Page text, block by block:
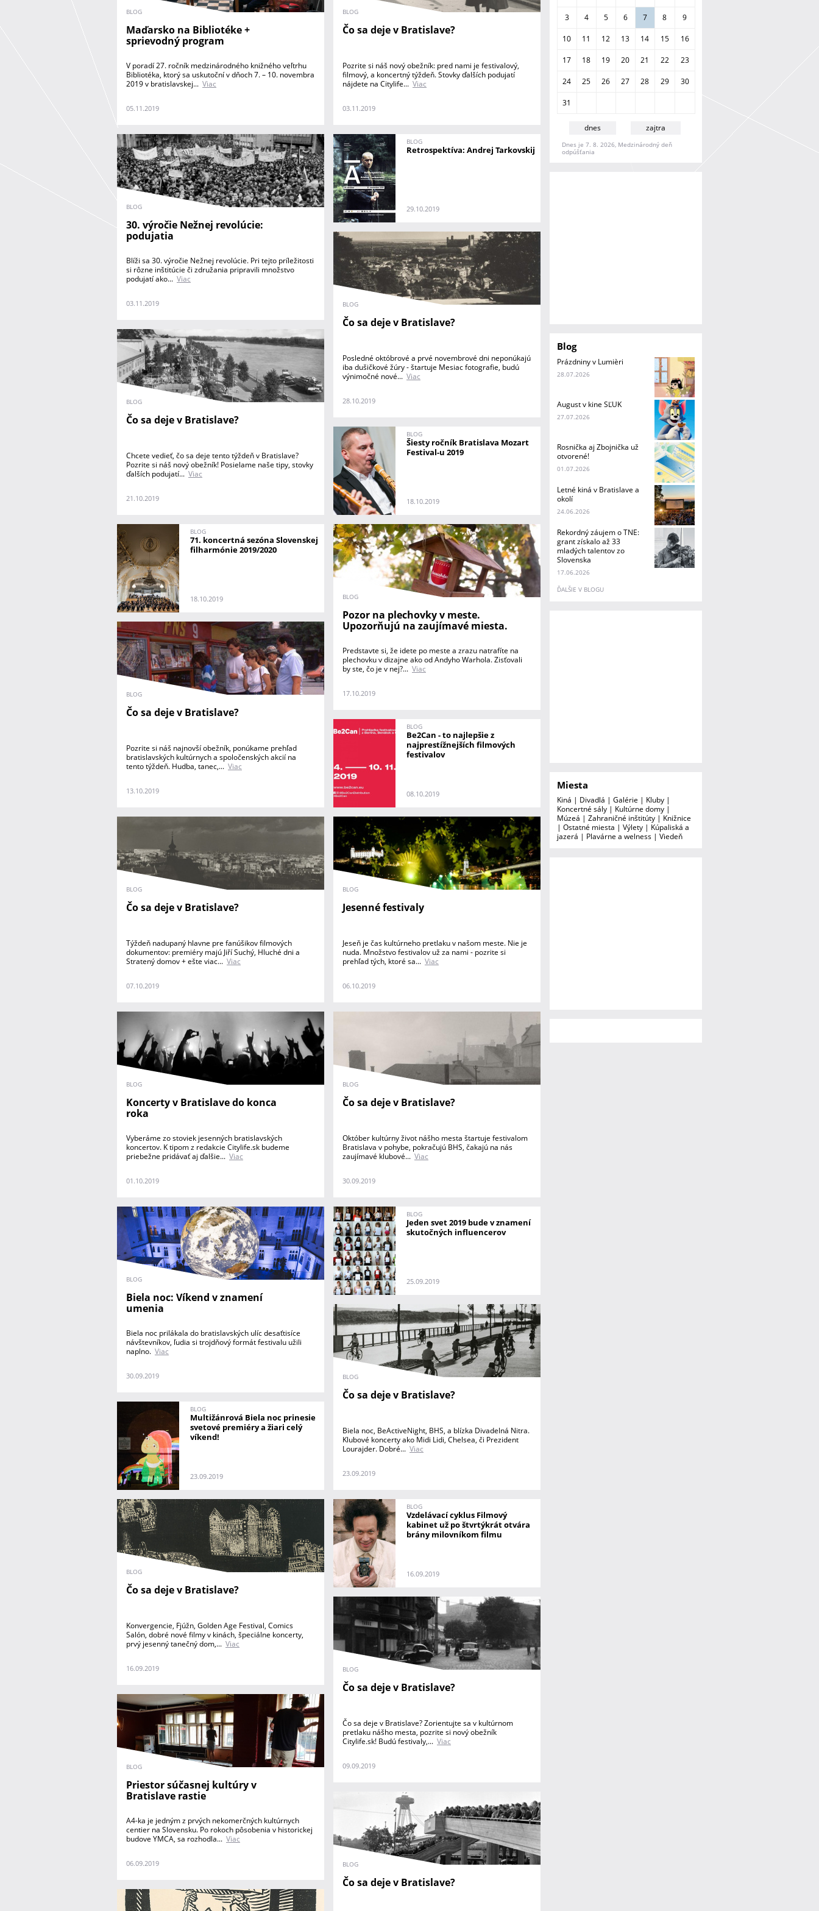
BLOG
Maďarsko na Bibliotéke +
sprievodný program
V poradí 27. ročník medzinárodného knižného veľtrhu
Bibliotéka, ktorý sa uskutoční v dňoch 7. – 10. novembra
2019 v bratislavskej... Viac
05.11.2019
BLOG
Čo sa deje v Bratislave?
Pozrite si náš nový obežník: pred nami je festivalový,
filmový, a koncertný týždeň. Stovky ďalších podujatí
nájdete na Citylife... Viac
03.11.2019
BLOG
30. výročie Nežnej revolúcie:
podujatia
Blíži sa 30. výročie Nežnej revolúcie. Pri tejto príležitosti
si rôzne inštitúcie či združania pripravili množstvo
podujatí ako... Viac
03.11.2019
BLOG
Retrospektíva: Andrej Tarkovskij
29.10.2019
BLOG
Čo sa deje v Bratislave?
Posledné októbrové a prvé novembrové dni neponúkajú
iba dušičkové žúry - štartuje Mesiac fotografie, budú
výnimočné nové... Viac
28.10.2019
BLOG
Čo sa deje v Bratislave?
Chcete vedieť, čo sa deje tento týždeň v Bratislave?
Pozrite si náš nový obežník! Posielame naše tipy, stovky
ďalších podujatí... Viac
21.10.2019
BLOG
Šiesty ročník Bratislava Mozart
Festival-u 2019
18.10.2019
BLOG
71. koncertná sezóna Slovenskej
filharmónie 2019/2020
18.10.2019 BLOG
Pozor na plechovky v meste.
Upozorňujú na zaujímavé miesta.
Predstavte si, že idete po meste a zrazu natrafíte na
plechovku v dizajne ako od Andyho Warhola. Zisťovali
by ste, čo je v nej?... Viac
17.10.2019
BLOG
Čo sa deje v Bratislave?
Pozrite si náš najnovší obežník, ponúkame prehľad
bratislavských kultúrnych a spoločenských akcií na
tento týždeň. Hudba, tanec,... Viac
13.10.2019
BLOG
Be2Can - to najlepšie z
najprestížnejších filmových
festivalov
08.10.2019
BLOG
Čo sa deje v Bratislave?
Týždeň nadupaný hlavne pre fanúšikov filmových
dokumentov: premiéry majú Jiří Suchý, Hluché dni a
Stratený domov + ešte viac... Viac
07.10.2019
BLOG
Jesenné festivaly
Jeseň je čas kultúrneho pretlaku v našom meste. Nie je
nuda. Množstvo festivalov už za nami - pozrite si
prehľad tých, ktoré sa... Viac
06.10.2019
BLOG
Koncerty v Bratislave do konca
roka
Vyberáme zo stoviek jesenných bratislavských
koncertov. K tipom z redakcie Citylife.sk budeme
priebežne pridávať aj ďalšie... Viac
01.10.2019
BLOG
Čo sa deje v Bratislave?
Október kultúrny život nášho mesta štartuje festivalom
Bratislava v pohybe, pokračujú BHS, čakajú na nás
zaujímavé klubové... Viac
30.09.2019
BLOG
Biela noc: Víkend v znamení
umenia
Biela noc prilákala do bratislavských ulíc desaťtisíce
návštevníkov, ľudia si trojdňový formát festivalu užili
naplno. Viac
30.09.2019
BLOG
Jeden svet 2019 bude v znamení
skutočných influencerov
25.09.2019
BLOG
Čo sa deje v Bratislave?
Biela noc, BeActiveNight, BHS, a blízka Divadelná Nitra.
Klubové koncerty ako Midi Lidi, Chelsea, či Prezident
Lourajder. Dobré... Viac
23.09.2019
BLOG
Multižánrová Biela noc prinesie
svetové premiéry a žiari celý
víkend!
23.09.2019
BLOG
Čo sa deje v Bratislave?
Konvergencie, Fjúžn, Golden Age Festival, Comics
Salón, dobré nové filmy v kinách, špeciálne koncerty,
prvý jesenný tanečný dom,... Viac
16.09.2019
BLOG
Vzdelávací cyklus Filmový
kabinet už po štvrtýkrát otvára
brány milovníkom filmu
16.09.2019
BLOG
Čo sa deje v Bratislave?
Čo sa deje v Bratislave? Zorientujte sa v kultúrnom
pretlaku nášho mesta, pozrite si nový obežník
Citylife.sk! Budú festivaly,... Viac
09.09.2019
BLOG
Priestor súčasnej kultúry v
Bratislave rastie
A4-ka je jedným z prvých nekomerčných kultúrnych
centier na Slovensku. Po rokoch pôsobenia v historickej
budove YMCA, sa rozhodla... Viac
06.09.2019 BLOG
Čo sa deje v Bratislave?
3 4 5 6 7 8 9
10 11 12 13 14 15 16
17 18 19 20 21 22 23
24 25 26 27 28 29 30
31
dnes zajtra
Dnes je 7. 8. 2026, Medzinárodný deň
odpúšťania
Blog
Prázdniny v Lumièri
28.07.2026
August v kine SĽUK
27.07.2026
Rosnička aj Zbojnička už
otvorené!
01.07.2026
Letné kiná v Bratislave a
okolí
24.06.2026
Rekordný záujem o TNE:
grant získalo až 33
mladých talentov zo
Slovenska
17.06.2026
ĎALŠIE V BLOGU
Miesta
Kiná | Divadlá | Galérie | Kluby |
Koncertné sály | Kultúrne domy |
Múzeá | Zahraničné inštitúty | Knižnice
| Ostatné miesta | Výlety | Kúpaliská a
jazerá | Plavárne a welness | Viedeň